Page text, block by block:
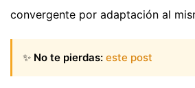
convergente por adaptación al
✨ No te pierdas: este post